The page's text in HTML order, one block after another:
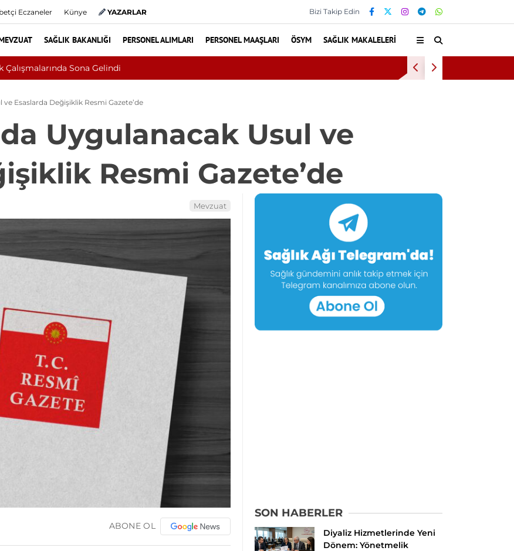
Eczaneler Künye YAZARLAR Bizi Takip Edin
SAĞLIK BAKANLIĞI PERSONEL ALIMLARI PERSONEL MAAŞLARI ÖSYM SAĞLIK MAKALELERI
Çıktı: Ameliyattan 60 Dikişle Uyandı
Esaslarda Değişiklik Resmi Gazete’de
Uygulanacak Usul ve
Resmi Gazete’de
Mevzuat
ABONE OL
SON HABERLER
Diyaliz Hizmetlerinde Yeni
Dönem: Yönetmelik